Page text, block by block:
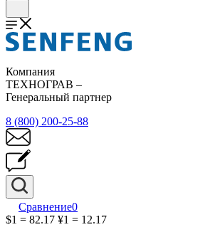
Компания
ТЕХНОГРАВ –
Генеральный партнер
8 (800) 200-25-88
Сравнение0
$1 = 82.17 ¥1 = 12.17